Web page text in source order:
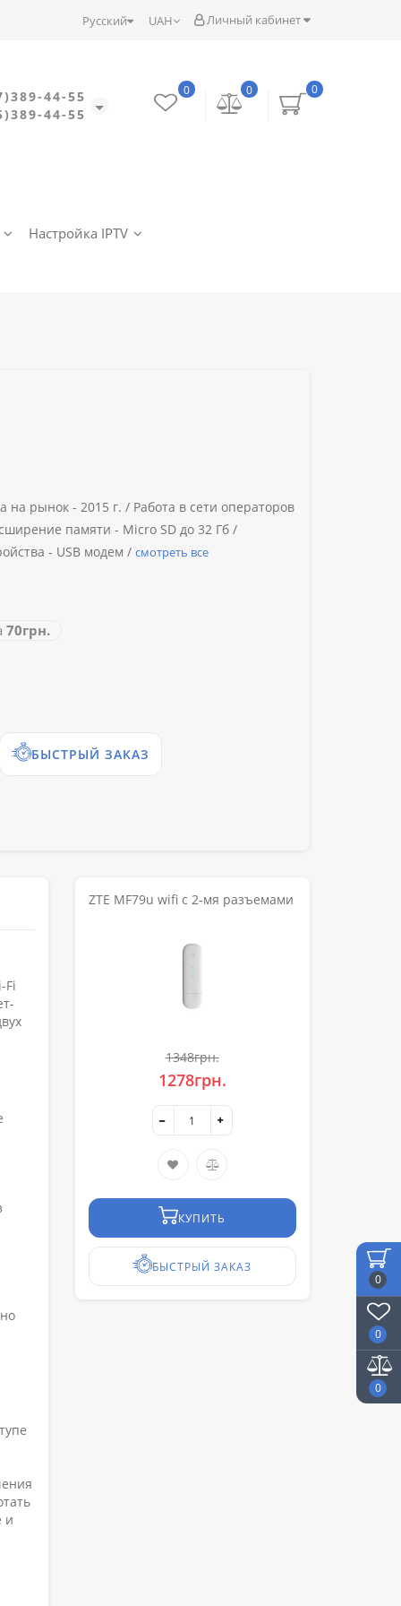
0
0
0
Личный кабинет
UAH
Русский
44-55
44-55
0
0
0
Настройка IPTV
на рынок - 2015 г. / Работа в сети операторов
памяти - Micro SD до 32 Гб /
- USB модем / смотреть все
70грн.
БЫСТРЫЙ ЗАКАЗ
Fi
и
ZTE MF79u wifi c 2-мя разъемами
1348грн.
1278грн.
КУПИТЬ
БЫСТРЫЙ ЗАКАЗ